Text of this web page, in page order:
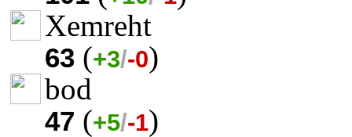
Xemreht
63 (+3/-0)
bod
47 (+5/-1)